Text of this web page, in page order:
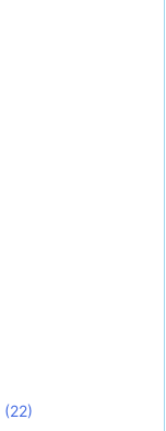
(22)